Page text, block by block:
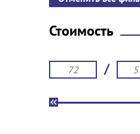
Стоимость
/